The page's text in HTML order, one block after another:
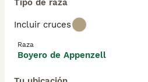
Tipo de raza
Incluir cruces
Raza
Boyero de Appenzell